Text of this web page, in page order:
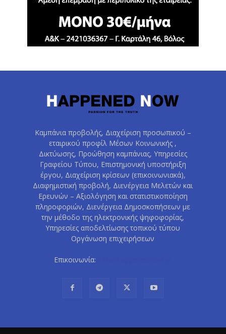
Καμπάνια προβολής, Διαχείριση προσωπικού –
εταιρικού προφίλ Μέσων Κοινωνικής ,
Δικτύωσης, Προώθηση καμπάνιας, Υπηρεσίες
Γραφείου Τύπου, Επιστημονική υποστήριξη
έργου, Διαχείριση κρίσεων (επικοινωνιακά),
Διαφημιστική προβολή, Διενέργεια Μελετών και
Ερευνών – Αξιολόγηση και στατιστικοποίηση
πληροφοριών, Διενέργεια Δημοσκοπήσεων με
την μέθοδο της ηλεκτρονικής ψηφοφορίας,
Υπηρεσίες αποδελτίωσης τοπικού τύπου
Οργάνωση επιχειρήσεων
Επικοινωνία: